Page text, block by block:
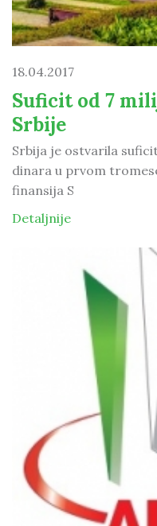
18.04.2017
Suficit od 7
Srbije
Srbija je ostvarila
dinara u prvom
finansija S
Detaljnije